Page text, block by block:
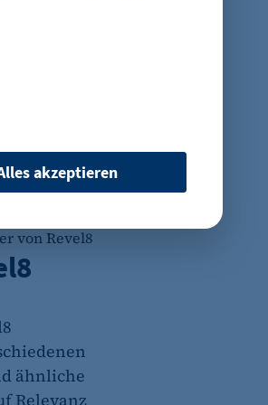
ein eventuelles Opt-
akzeptieren
von Revel8
ähnliche
Relevanz